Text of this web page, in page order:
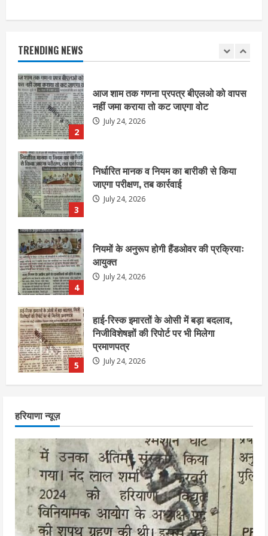
TRENDING NEWS
2
3
निर्धारित मानक व नियम का बारीकी से किया
जाएगा परीक्षण, तब कार्रवाई
July 24, 2026
4
नियमों के अनुरूप होगी हैंडओवर की प्रक्रियाः
आयुक्त
July 24, 2026
5
हाई-रिस्क इमारतों के ओसी में बड़ा बदलाव,
निजीविशेषज्ञों की रिपोर्ट पर भी मिलेगा
प्रमाणपत्र
July 24, 2026
1
एचईआरसी के अध्यक्ष नंद लाल का निधन
July 24, 2026
3
निर्धारित मानक व नियम का बारीकी से किया
जाएगा परीक्षण, तब कार्रवाई
July 24, 2026
हरियाणा न्यूज़